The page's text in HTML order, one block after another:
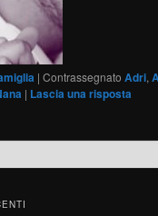
|Contrassegnato Adri,
| Lascia una risposta